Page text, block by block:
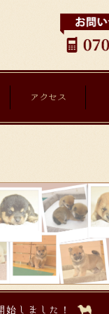
アクセス
しました！